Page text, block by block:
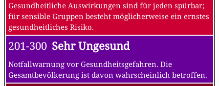
Gesundheitliche Auswirkungen sind für jeden spürbar;
für sensible Gruppen besteht möglicherweise ein ernstes
gesundheitliches Risiko.
201-300 Sehr Ungesund
Notfallwarnung vor Gesundheitsgefahren. Die
Gesamtbevölkerung ist davon wahrscheinlich betroffen.